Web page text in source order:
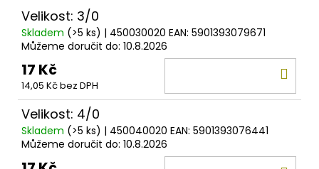
Velikost: 3/0
Skladem (>5 ks) | 450030020 EAN: 5901393079671
Můžeme doručit do: 10.8.2026
17 Kč
14,05 Kč bez DPH
Velikost: 4/0
Skladem (>5 ks) | 450040020 EAN: 5901393076441
Můžeme doručit do: 10.8.2026
7X7
UNCOATED
75
Kč